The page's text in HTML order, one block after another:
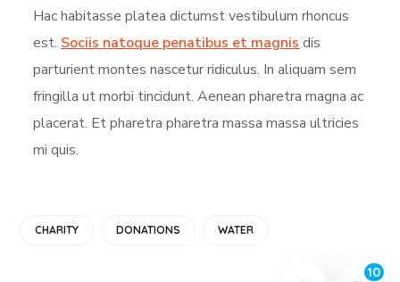
Hac habitasse platea dictumst vestibulum rhoncus
est. Sociis natoque penatibus et magnis dis
parturient montes nascetur ridiculus. In aliquam sem
fringilla ut morbi tincidunt. Aenean pharetra magna ac
placerat. Et pharetra pharetra massa massa ultricies
mi quis.
CHARITY DONATIONS WATER
10